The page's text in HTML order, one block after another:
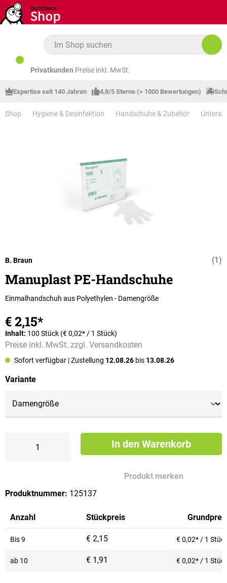
Zum Hauptinhalt springen
Privatkunden Preise inkl. MwSt.
Expertise seit 140 Jahren 4,8/5 Sterne (> 1000 Bewertungen)
Shop Hygiene & Desinfektion Handschuhe & Zubehör
(1)
B. Braun
Manuplast PE-Handschuhe
Einmalhandschuh aus Polyethylen - Damengröße
€ 2,15*
Inhalt: 100 Stück (€ 0,02* / 1 Stück)
Preise inkl. MwSt. zzgl. Versandkosten
Sofort verfügbar | Zustellung 12.08.26 bis 13.08.26
Varianteauswählen
In den Warenkorb
Produkt merken
Produktnummer: 125137
Anzahl Stückpreis
Bis9 € 2,15 € 0,02* / 1
ab 10 € 1,91 € 0,02* / 1